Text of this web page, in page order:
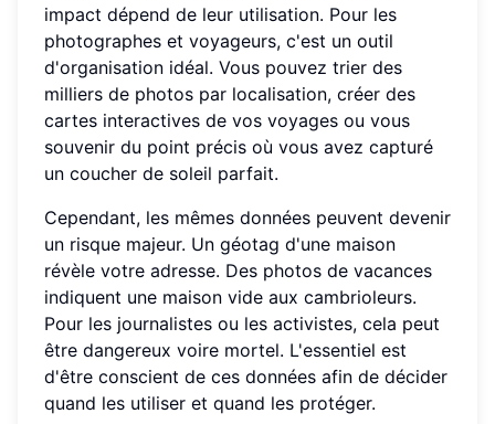
impact dépend de leur utilisation. Pour les
photographes et voyageurs, c'est un outil
d'organisation idéal. Vous pouvez trier des
milliers de photos par localisation, créer des
cartes interactives de vos voyages ou vous
souvenir du point précis où vous avez capturé
un coucher de soleil parfait.
Cependant, les mêmes données peuvent devenir
un risque majeur. Un géotag d'une maison
révèle votre adresse. Des photos de vacances
indiquent une maison vide aux cambrioleurs.
Pour les journalistes ou les activistes, cela peut
être dangereux voire mortel. L'essentiel est
d'être conscient de ces données afin de décider
quand les utiliser et quand les protéger.